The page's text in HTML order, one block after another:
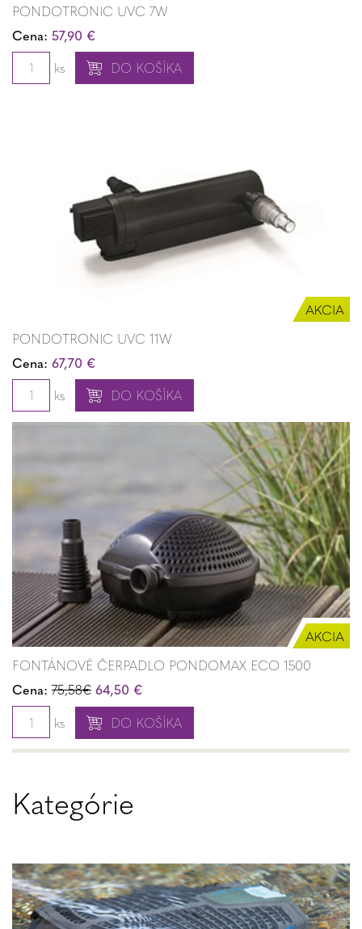
PONDOTRONIC UVC 7W
Cena: 57,90 €
ks
DO KOŠÍKA
PONDOTRONIC UVC 11W
Cena: 67,70 €
ks
DO KOŠÍKA
FONTÁNOVÉ ČERPADLO PONDOMAX ECO 1500
Cena: 75,58€ 64,50 €
ks
DO KOŠÍKA
Kategórie